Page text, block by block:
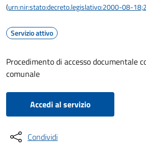
(urn:nir:stato:decreto.legislativo:2000-08-
Servizio attivo
Procedimento di accesso documentale
comunale
Accedi al servizio
Condividi